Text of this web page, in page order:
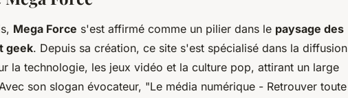
Mega Force s'est affirmé comme un pilier dans le paysage des
geek. Depuis sa création, ce site s'est spécialisé dans la diffusion
la technologie, les jeux vidéo et la culture pop, attirant un large
son slogan évocateur, "Le média numérique - Retrouver toute